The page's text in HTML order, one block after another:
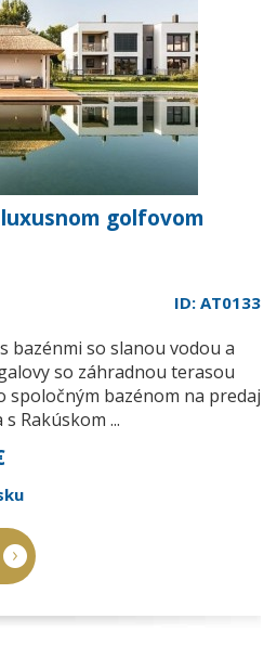
golfovom
ID: AT0133
bazénmi so slanou vodou a
so záhradnou terasou
spoločným bazénom na predaj
Rakúskom ...